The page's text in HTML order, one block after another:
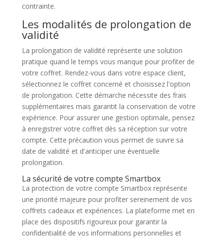
contrainte.
Les modalités de prolongation de
validité
La prolongation de validité représente une solution
pratique quand le temps vous manque pour profiter de
votre coffret. Rendez-vous dans votre espace client,
sélectionnez le coffret concerné et choisissez l'option
de prolongation. Cette démarche nécessite des frais
supplémentaires mais garantit la conservation de votre
expérience. Pour assurer une gestion optimale, pensez
à enregistrer votre coffret dès sa réception sur votre
compte. Cette précaution vous permet de suivre sa
date de validité et d'anticiper une éventuelle
prolongation.
La sécurité de votre compte Smartbox
La protection de votre compte Smartbox représente
une priorité majeure pour profiter sereinement de vos
coffrets cadeaux et expériences. La plateforme met en
place des dispositifs rigoureux pour garantir la
confidentialité de vos informations personnelles et